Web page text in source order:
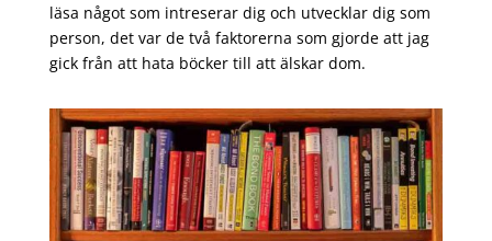
läsa något som intreserar dig och utvecklar dig som
person, det var de två faktorerna som gjorde att jag
gick från att hata böcker till att älskar dom.